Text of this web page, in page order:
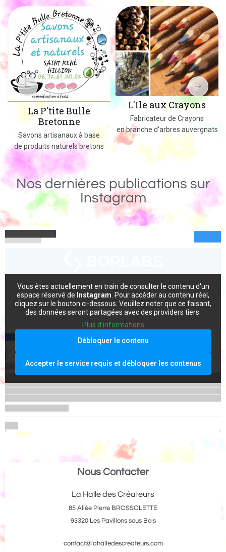
L'Ile aux Crayons
Fabricateur de Crayons
en branche d'arbres auvergnats
Un Monde de Bois
Des jeux, jouets et objets en
massif fabriqués dans le 02
Nos dernières publications sur
Instagram
Vous êtes actuellement en train de consulter le contenu d'un
espace réservé de Instagram . Pour accéder au contenu réel,
cliquez sur le bouton ci-dessous. Veuillez noter que ce faisant,
des données seront partagées avec des providers tiers.
Plus d'informations
Débloquer le contenu
Accepter le service requis et débloquer les contenus
Nous Contacter
La Halle des Créateurs
85 Allée Pierre BROSSOLETTE
93320 Les Pavillons sous Bois
contact@lahalledescreateurs.com